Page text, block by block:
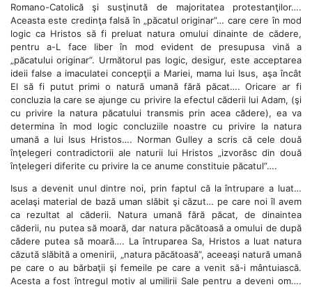
Romano-Catolică şi susţinută de majoritatea protestanţilor….
Aceasta este credinţa falsă în „păcatul originar”… care cere în mod
logic ca Hristos să fi preluat natura omului dinainte de cădere,
pentru a-L face liber în mod evident de presupusa vină a
„păcatului originar”. Următorul pas logic, desigur, este acceptarea
ideii false a imaculatei concepţii a Mariei, mama lui Isus, aşa încât
El să fi putut primi o natură umană fără păcat…. Oricare ar fi
concluzia la care se ajunge cu privire la efectul căderii lui Adam, (şi
cu privire la natura păcatului transmis prin acea cădere), ea va
determina în mod logic concluziile noastre cu privire la natura
umană a lui Isus Hristos…. Norman Gulley a scris că cele două
înţelegeri contradictorii ale naturii lui Hristos „izvorăsc din două
înţelegeri diferite cu privire la ce anume constituie păcatul”….
Isus a devenit unul dintre noi, prin faptul că la întrupare a luat…
acelaşi material de bază uman slăbit şi căzut… pe care noi îl avem
ca rezultat al căderii. Natura umană fără păcat, de dinaintea
căderii, nu putea să moară, dar natura păcătoasă a omului de după
cădere putea să moară…. La întruparea Sa, Hristos a luat natura
căzută slăbită a omenirii, „natura păcătoasă”, aceeaşi natură umană
pe care o au bărbaţii şi femeile pe care a venit să-i mântuiască.
Acesta a fost întregul motiv al umilirii Sale pentru a deveni om….